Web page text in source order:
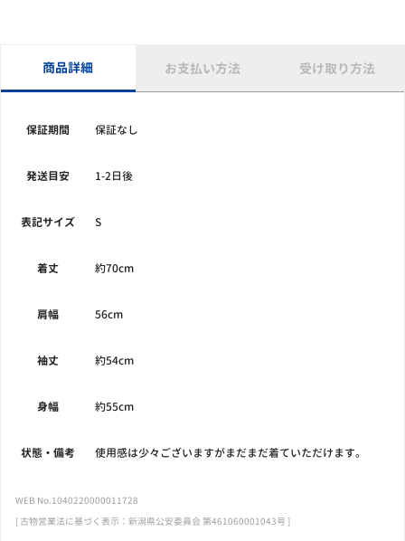
商品詳細 お支払い方法 受け取り方法
保証期間 保証なし
発送目安 1-2日後
表記サイズ S
着丈 約70cm
肩幅 56cm
袖丈 約54cm
身幅 約55cm
状態・備考 使用感は少々ございますがまだまだ着ていただけます。
WEB No.1040220000011728
[ 古物営業法に基づく表示：新潟県公安委員会 第461060001043号 ]